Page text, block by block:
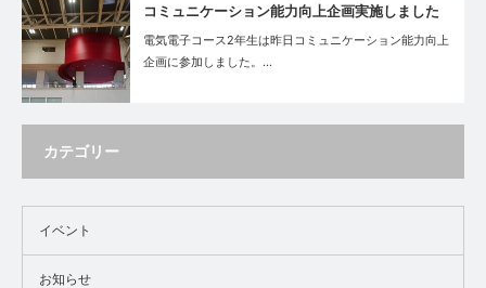
コミュニケーション能力向上企画実施しました
電気電子コース2年生は昨日コミュニケーション能力向上
企画に参加しました。…
カテゴリー
イベント
お知らせ